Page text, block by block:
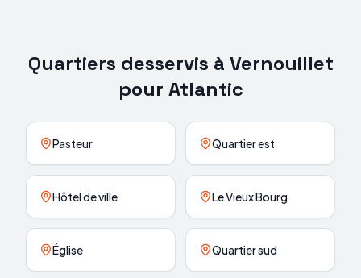
Quartiers desservis à Vernouillet
pour Atlantic
Pasteur Quartier est
Hôtel de ville Le Vieux Bourg
Église Quartier sud